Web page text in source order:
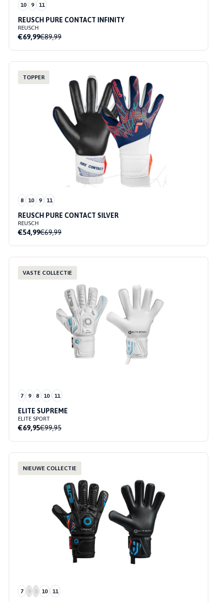
10 9 11
REUSCH PURE CONTACT INFINITY
REUSCH
€69,99€89,99
TOPPER
8 10 9 11
REUSCH PURE CONTACT SILVER
REUSCH
€54,99€69,99
VASTE COLLECTIE
7 9 8 10 11
ELITE SUPREME
ELITE SPORT
€69,95€99,95
NIEUWE COLLECTIE
7 9 8 10 11